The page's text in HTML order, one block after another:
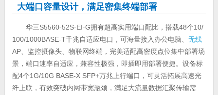
大端口容量设计，满足密集终端部署
华三S5560-52S-EI-G拥有超高实用端口配比，搭载48个10/
100/1000BASE-T千兆自适应电口，可海量接入办公电脑、 无线
AP、监控摄像头、物联网终端，完美适配高密度点位集中部署场
景，端口速率自适应，兼容性极强，即插即用部署便捷。设备标
配4个1G/10G BASE-X SFP+万兆上行端口，可灵活拓展高速光
纤上联，有效突破内网带宽瓶颈，满足大流量数据汇聚传输需